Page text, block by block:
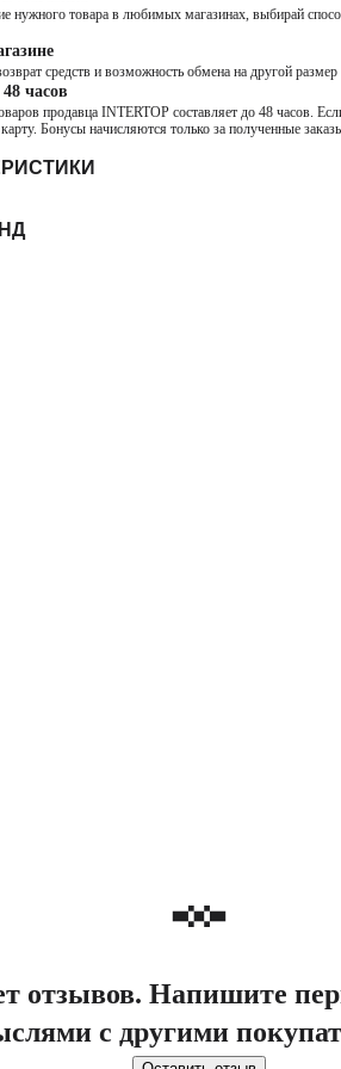
нужного товара в любимых магазинах, выбирай
средств и возможность обмена на другой размер
часов
продавца INTERTOP составляет до 48 часов.
Бонусы начисляются только за полученные
отзывов. Напишите
с другими